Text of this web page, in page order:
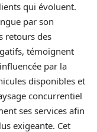
qui évoluent.
par son
retours des
témoignent
par la
disponibles et
concurrentiel
ses services afin
exigeante. Cet